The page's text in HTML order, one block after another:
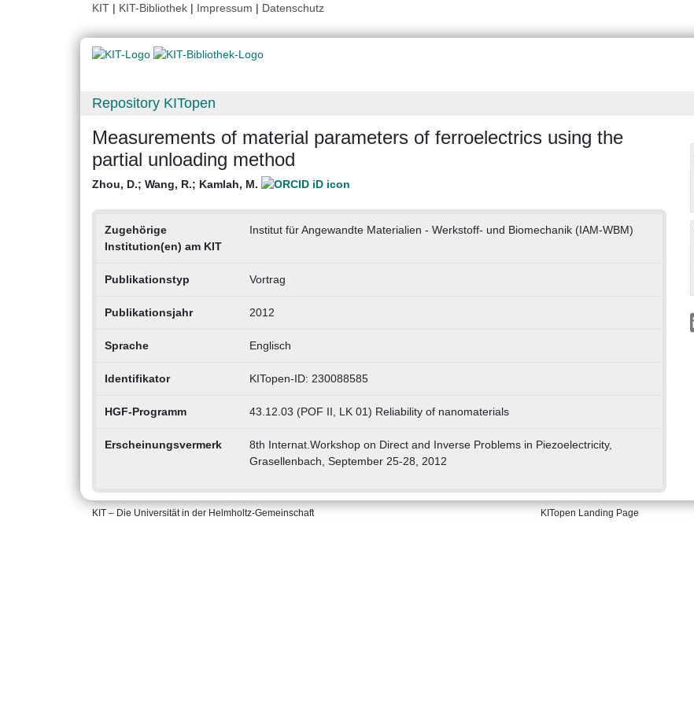
KIT | KIT-Bibliothek | Impressum | Datenschutz
Repository KITopen
Measurements of material parameters of ferroelectrics using the
partial unloading method
Zhou, D.; Wang, R.; Kamlah, M.
Zugehörige
Institution(en) am KIT
Institut für Angewandte Materialien - Werkstoff- und Biomechanik (IAM-WBM)
Publikationstyp Vortrag
Publikationsjahr 2012
Sprache Englisch
Identifikator KITopen-ID: 230088585
HGF-Programm 43.12.03 (POF II, LK 01) Reliability of nanomaterials
Erscheinungsvermerk
8th Internat.Workshop on Direct and Inverse Problems in Piezoelectricity,
Grasellenbach, September 25-28, 2012
KIT – Die Universität in der Helmholtz-Gemeinschaft KITopen Landing Page